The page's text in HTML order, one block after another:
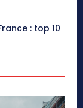
: top 10